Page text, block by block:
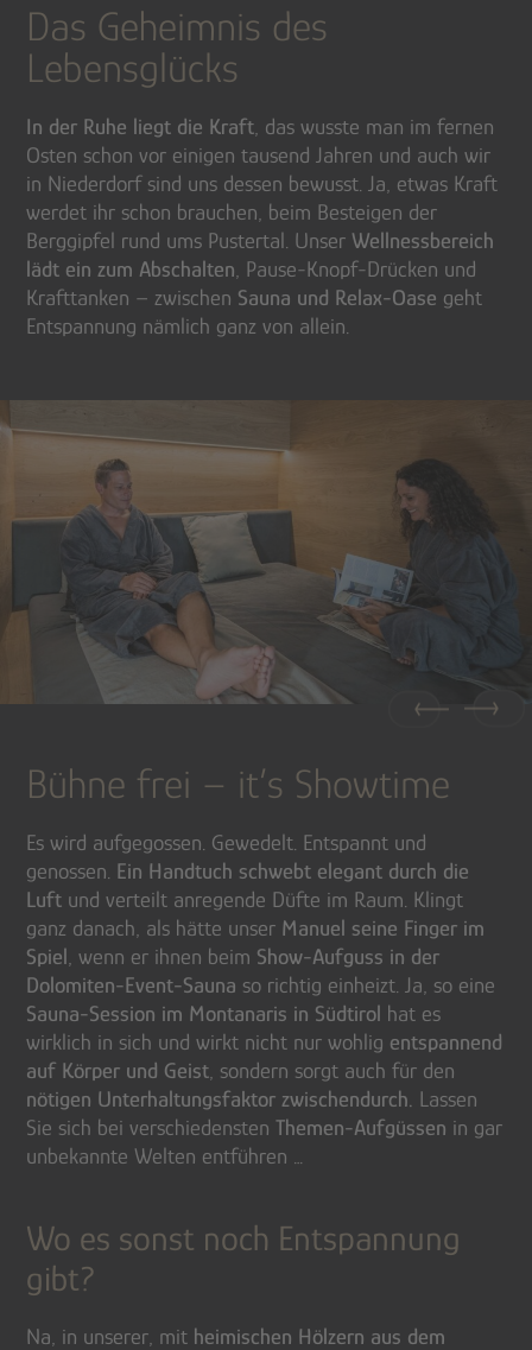
Das Geheimnis des
Lebensglücks
In der Ruhe liegt die Kraft , das wusste man im fernen
Osten schon vor einigen tausend Jahren und auch wir
in Niederdorf sind uns dessen bewusst. Ja, etwas Kraft
werdet ihr schon brauchen, beim Besteigen der
Berggipfel rund ums Pustertal. Unser Wellnessbereich
lädt ein zum Abschalten , Pause-Knopf-Drücken und
Krafttanken – zwischen Sauna und Relax-Oase geht
Entspannung nämlich ganz von allein.
Bühne frei – it’s Showtime
Es wird aufgegossen. Gewedelt. Entspannt und
genossen. Ein Handtuch schwebt elegant durch die
Luft und verteilt anregende Düfte im Raum. Klingt
ganz danach, als hätte unser Manuel seine Finger im
Spiel , wenn er ihnen beim Show-Aufguss in der
Dolomiten-Event-Sauna so richtig einheizt. Ja, so eine
Sauna-Session im Montanaris in Südtirol hat es
wirklich in sich und wirkt nicht nur wohlig entspannend
auf Körper und Geist , sondern sorgt auch für den
nötigen Unterhaltungsfaktor zwischendurch. Lassen
Sie sich bei verschiedenstenThemen-Aufgüssen in gar
unbekannte Welten entführen …
Wo es sonst noch Entspannung
gibt?
Na, in unserer, mit heimischen Hölzern aus dem